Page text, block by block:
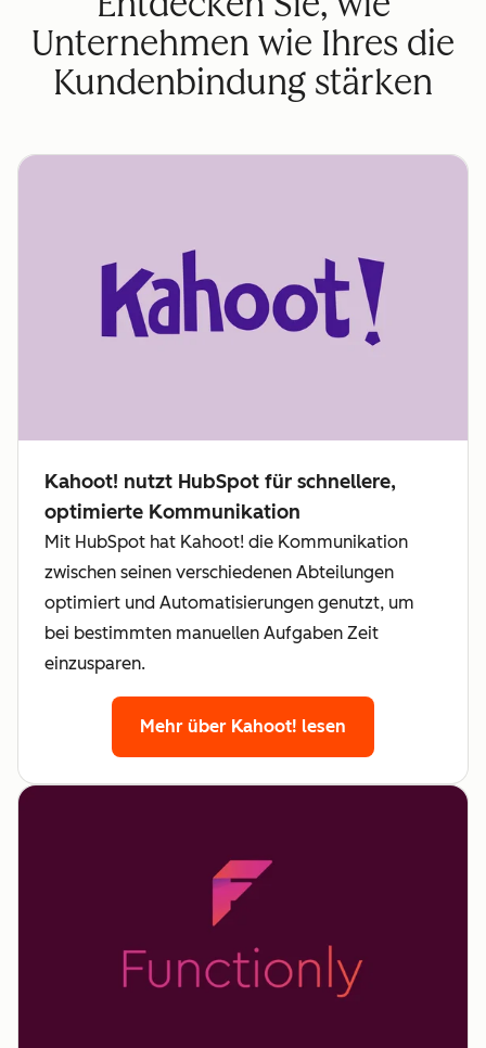
Unternehmen wie Ihres die
Kundenbindung stärken
Kahoot! nutzt HubSpot für schnellere,
optimierte Kommunikation
Mit HubSpot hat Kahoot! die Kommunikation
zwischen seinen verschiedenen Abteilungen
optimiert und Automatisierungen genutzt, um
bei bestimmten manuellen Aufgaben Zeit
einzusparen.
Mehr über Kahoot! lesen